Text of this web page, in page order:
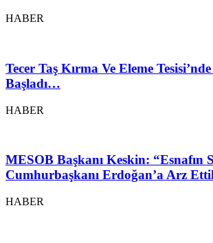
HABER
Tecer Taş Kırma Ve Eleme
Başladı…
HABER
MESOB Başkanı Keskin: “Esnafın
Cumhurbaşkanı Erdoğan’a Arz
HABER